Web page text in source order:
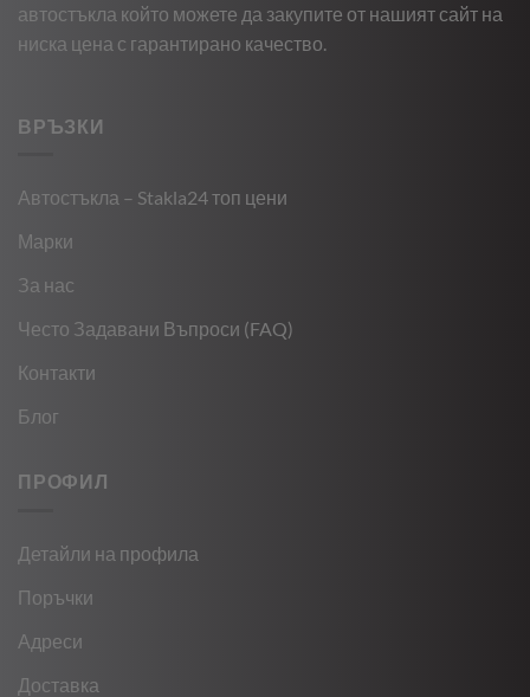
автостъкла който можете да закупите от нашият сайт на
ниска цена с гарантирано качество.
ВРЪЗКИ
Автостъкла – Stakla24 топ цени
Марки
За нас
Често Задавани Въпроси (FAQ)
Контакти
Блог
ПРОФИЛ
Детайли на профила
Поръчки
Адреси
Доставка